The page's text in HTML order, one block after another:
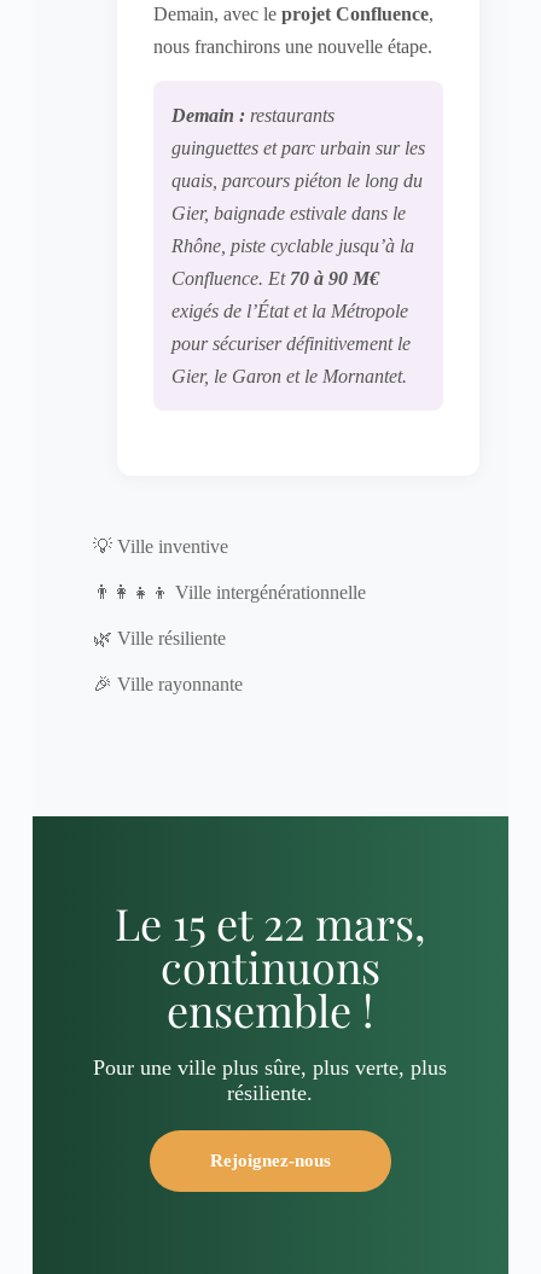
Demain, avec le projet Confluence,
nous franchirons une nouvelle étape.
Demain :restaurants
guinguettes et parc urbain sur les
quais, parcours piéton le long du
Gier, baignade estivale dans le
Rhône, piste cyclable jusqu’à la
Confluence. Et 70 à 90 M€
exigés de l’État et la Métropole
pour sécuriser définitivement le
Gier, le Garon et le Mornantet.
💡 Ville inventive
👨‍👩‍👧‍👦 Ville intergénérationnelle
🌿 Ville résiliente
🎉 Ville rayonnante
Le 15 et 22 mars,
continuons
ensemble !
Pour une ville plus sûre, plus verte, plus
résiliente.
Rejoignez-nous